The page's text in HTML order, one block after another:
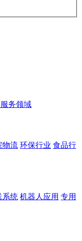
务领域
物流 环保行业 食品行
系统 机器人应用 专用